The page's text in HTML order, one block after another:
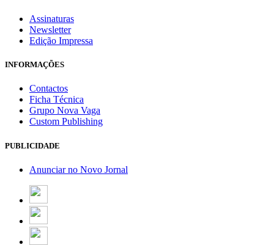
Assinaturas
Newsletter
Edição Impressa
INFORMAÇÕES
Contactos
Ficha Técnica
Grupo Nova Vaga
Custom Publishing
PUBLICIDADE
Anunciar no Novo Jornal